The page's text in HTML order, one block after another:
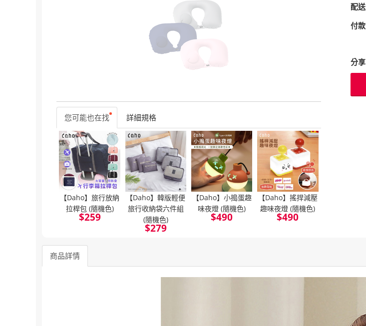
您可能也在找 詳細規格
【Daho】旅行放納
拉桿包 (隨機色)
$259
【Daho】韓版輕便
旅行收納袋六件組
(隨機色)
$279
【Daho】小搗蛋趣
味夜燈 (隨機色)
$490
【Daho】搖捍減壓
趣味夜燈 (隨機色)
$490
配送
付款
分享
商品詳情